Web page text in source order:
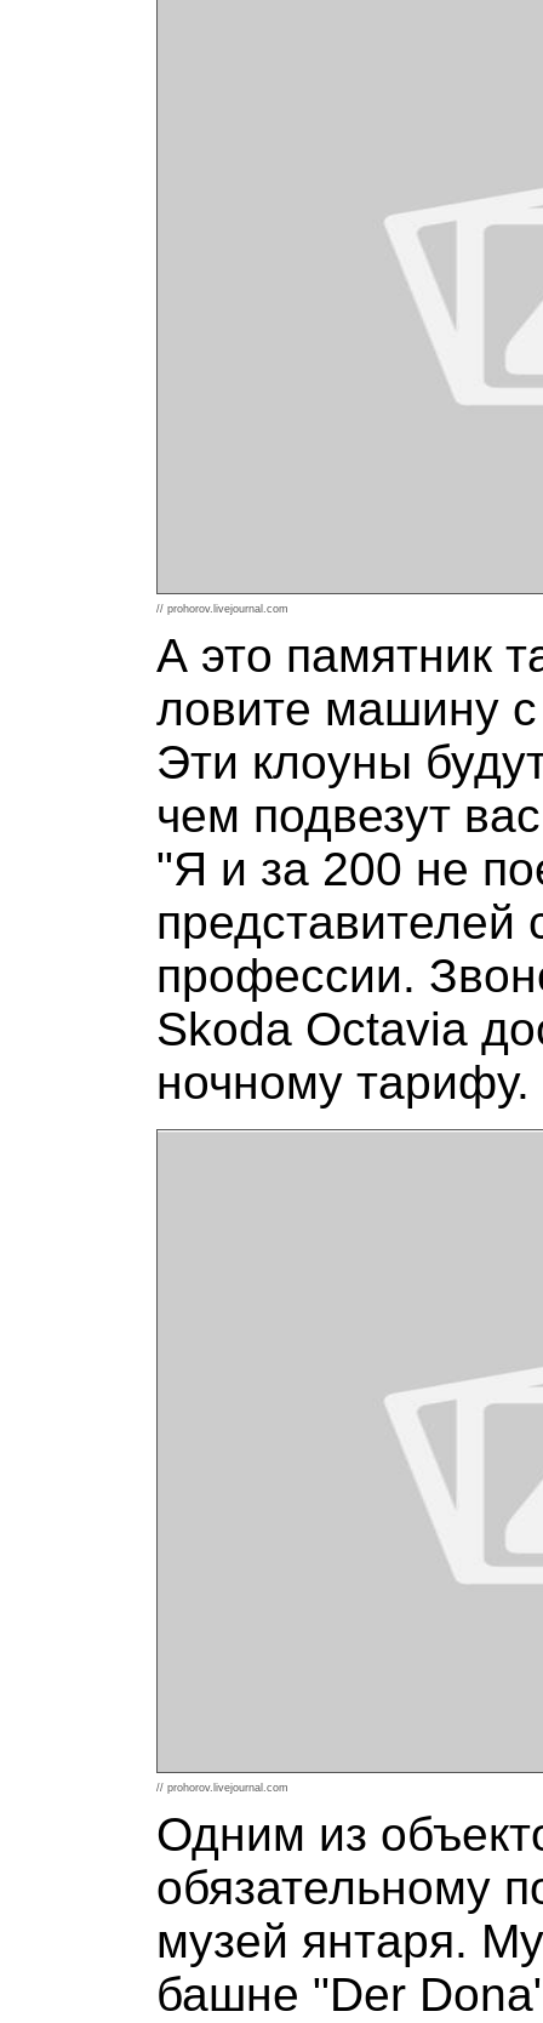
// prohorov.livejournal.com
А это памятник
ловите машину
Эти клоуны
чем подвезут
"Я и за 200 не
профессии.
Skoda Octavia
ночному тарифу.
// prohorov.livejournal.com
Одним из
обязательному
музей янтаря.
башне "Der